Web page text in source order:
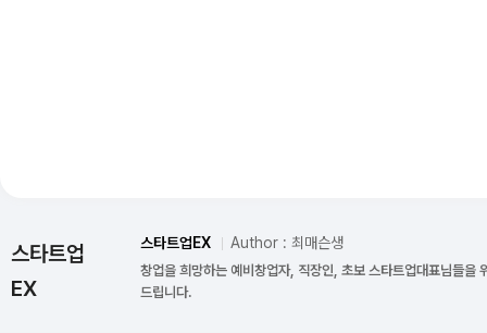
스타트업
EX
스타트업EX Author : 최매슨생
창업을 희망하는 예비창업자, 직장인, 초보 스타트업대표님들을
드립니다.